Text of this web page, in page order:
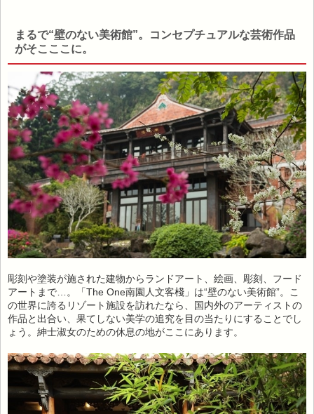
まるで“壁のない美術館”。コンセプチュアルな芸術作品
がそこここに。
彫刻や塗装が施された建物からランドアート、絵画、彫刻、フード
アートまで…。「The One南園人文客棧」は“壁のない美術館”。こ
の世界に誇るリゾート施設を訪れたなら、国内外のアーティストの
作品と出合い、果てしない美学の追究を目の当たりにすることでし
ょう。紳士淑女のための休息の地がここにあります。